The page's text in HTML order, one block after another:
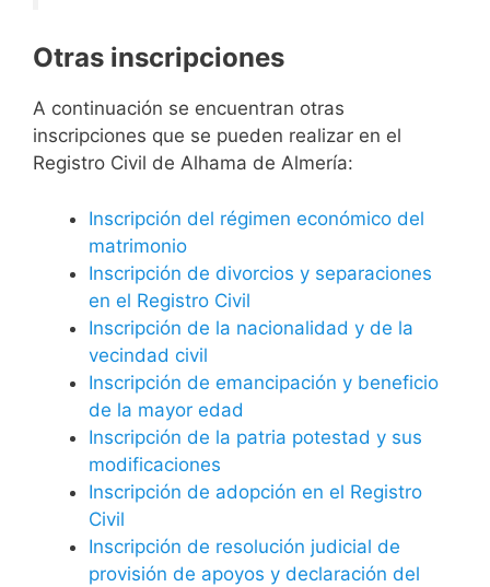
Otras inscripciones
A continuación se encuentran otras
inscripciones que se pueden realizar en el
Registro Civil de Alhama de Almería:
Inscripción del régimen económico del
matrimonio
Inscripción de divorcios y separaciones
en el Registro Civil
Inscripción de la nacionalidad y de la
vecindad civil
Inscripción de emancipación y beneficio
de la mayor edad
Inscripción de la patria potestad y sus
modificaciones
Inscripción de adopción en el Registro
Civil
Inscripción de resolución judicial de
provisión de apoyos y declaración del